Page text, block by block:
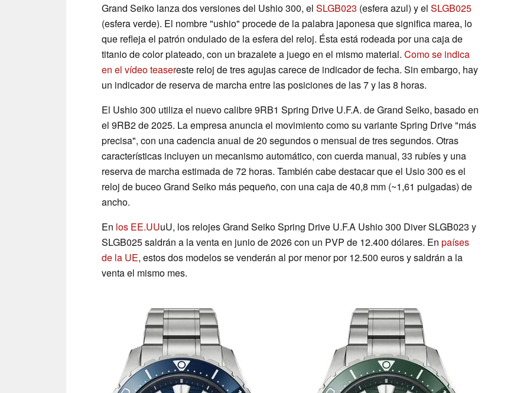
Grand Seiko lanza dos versiones del Ushio 300, el SLGB023 (esfera azul) y el SLGB025
(esfera verde). El nombre "ushio" procede de la palabra japonesa que significa marea, lo
que refleja el patrón ondulado de la esfera del reloj. Ésta está rodeada por una caja de
titanio de color plateado, con un brazalete a juego en el mismo material. Como se indica
en el vídeo teasereste reloj de tres agujas carece de indicador de fecha. Sin embargo, hay
un indicador de reserva de marcha entre las posiciones de las 7 y las 8 horas.
El Ushio 300 utiliza el nuevo calibre 9RB1 Spring Drive U.F.A. de Grand Seiko, basado en
el 9RB2 de 2025. La empresa anuncia el movimiento como su variante Spring Drive "más
precisa", con una cadencia anual de 20 segundos o mensual de tres segundos. Otras
características incluyen un mecanismo automático, con cuerda manual, 33 rubíes y una
reserva de marcha estimada de 72 horas. También cabe destacar que el Usio 300 es el
reloj de buceo Grand Seiko más pequeño, con una caja de 40,8 mm (~1,61 pulgadas) de
ancho.
En los EE.UUuU, los relojes Grand Seiko Spring Drive U.F.A Ushio 300 Diver SLGB023 y
SLGB025 saldrán a la venta en junio de 2026 con un PVP de 12.400 dólares. En países
de la UE, estos dos modelos se venderán al por menor por 12.500 euros y saldrán a la
venta el mismo mes.